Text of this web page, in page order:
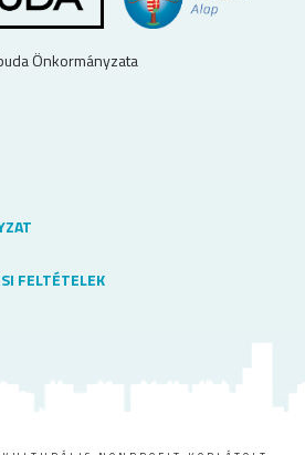
Önkormányzata
FELTÉTELEK